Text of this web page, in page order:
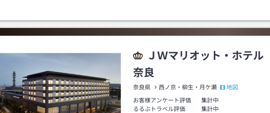
ＪＷマリオット・ホテル
奈良
奈良県 西ノ京・柳生・月ケ瀬
地図
お客様アンケート評価
集計中
るるぶトラベル評価
集計中